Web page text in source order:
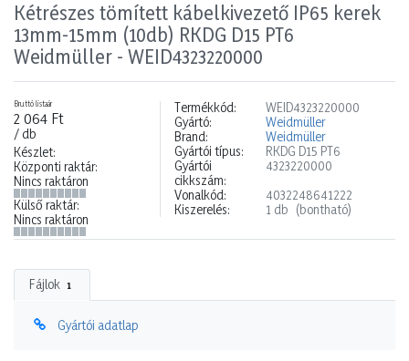
Kétrészes tömített kábelkivezető IP65 kerek
13mm-15mm (10db) RKDG D15 PT6
Weidmüller - WEID4323220000
Bruttó listaár
2 064 Ft
/ db
Készlet:
Központi raktár:
Nincs raktáron
Külső raktár:
Nincs raktáron
Termékkód:
WEID4323220000
Gyártó:
Weidmüller
Brand:
Weidmüller
Gyártói típus:
RKDG D15 PT6
Gyártói
cikkszám:
4323220000
Vonalkód:
4032248641222
Kiszerelés:
1 db (bontható)
Fájlok 1
Gyártói adatlap